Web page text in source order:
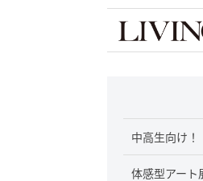
中高生向け
体感型アート